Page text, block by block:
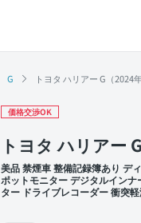
G トヨタ ハリアー G（2024
価格交渉OK
トヨタ ハリアー G
美品 禁煙車 整備記録簿あり デ
ポットモニター デジタルイン
ター ドライブレコーダー 衝突
外装 左前